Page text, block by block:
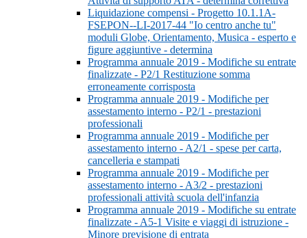
Liquidazione compensi - Progetto 10.1.1A-
FSEPON--LI-2017-44 "Io centro anche tu"
moduli Globe, Orientamento, Musica - esperto e
figure aggiuntive - determina
Programma annuale 2019 - Modifiche su entrate
finalizzate - P2/1 Restituzione somma
erroneamente corrisposta
Programma annuale 2019 - Modifiche per
assestamento interno - P2/1 - prestazioni
professionali
Programma annuale 2019 - Modifiche per
assestamento interno - A2/1 - spese per carta,
cancelleria e stampati
Programma annuale 2019 - Modifiche per
assestamento interno - A3/2 - prestazioni
professionali attività scuola dell'infanzia
Programma annuale 2019 - Modifiche su entrate
finalizzate - A5-1 Visite e viaggi di istruzione -
Minore previsione di entrata